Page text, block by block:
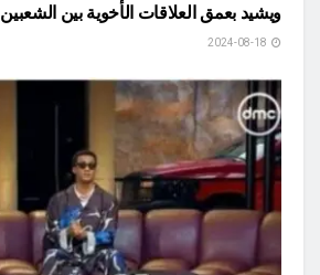
ويشيد بعمق العلاقات الأخوية بين الشعبين